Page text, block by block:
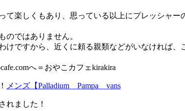
て楽しくもあり、思っている以上にプレッシャ
のではありません。
けですから、近くに頼る親類などがいなければ
へ＝おやこカフェkirakira
メンズ【Palladium Pampa vans
れました！